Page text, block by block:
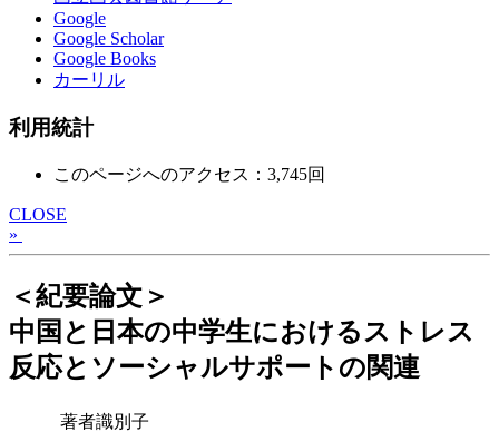
Google
Google Scholar
Google Books
カーリル
利用統計
このページへのアクセス：3,745回
CLOSE
»
＜紀要論文＞
中国と日本の中学生におけるストレス
反応とソーシャルサポートの関連
著者識別子